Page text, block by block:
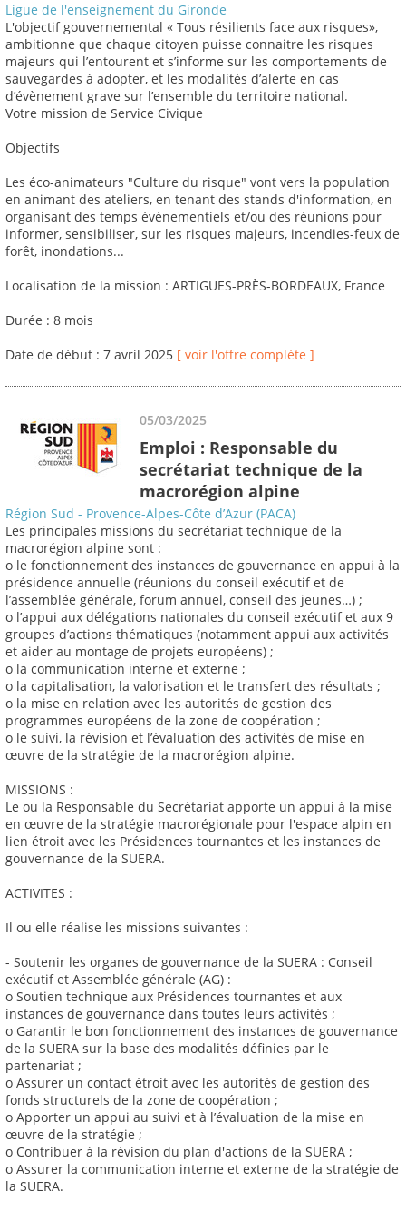
Ligue de l'enseignement du Gironde
L'objectif gouvernemental « Tous résilients face aux risques»,
ambitionne que chaque citoyen puisse connaitre les risques
majeurs qui l’entourent et s’informe sur les comportements de
sauvegardes à adopter, et les modalités d’alerte en cas
d’évènement grave sur l’ensemble du territoire national.
Votre mission de Service Civique
Objectifs
Les éco-animateurs "Culture du risque" vont vers la population
en animant des ateliers, en tenant des stands d'information, en
organisant des temps événementiels et/ou des réunions pour
informer, sensibiliser, sur les risques majeurs, incendies-feux de
forêt, inondations...
Localisation de la mission : ARTIGUES-PRÈS-BORDEAUX, France
Durée : 8 mois
Date de début : 7 avril 2025 [ voir l'offre complète ]
05/03/2025
Emploi : Responsable du
secrétariat technique de la
macrorégion alpine
Région Sud - Provence-Alpes-Côte d’Azur (PACA)
Les principales missions du secrétariat technique de la
macrorégion alpine sont :
o le fonctionnement des instances de gouvernance en appui à la
présidence annuelle (réunions du conseil exécutif et de
l’assemblée générale, forum annuel, conseil des jeunes…) ;
o l’appui aux délégations nationales du conseil exécutif et aux 9
groupes d’actions thématiques (notamment appui aux activités
et aider au montage de projets européens) ;
o la communication interne et externe ;
o la capitalisation, la valorisation et le transfert des résultats ;
o la mise en relation avec les autorités de gestion des
programmes européens de la zone de coopération ;
o le suivi, la révision et l’évaluation des activités de mise en
œuvre de la stratégie de la macrorégion alpine.
MISSIONS :
Le ou la Responsable du Secrétariat apporte un appui à la mise
en œuvre de la stratégie macrorégionale pour l'espace alpin en
lien étroit avec les Présidences tournantes et les instances de
gouvernance de la SUERA.
ACTIVITES :
Il ou elle réalise les missions suivantes :
- Soutenir les organes de gouvernance de la SUERA : Conseil
exécutif et Assemblée générale (AG) :
o Soutien technique aux Présidences tournantes et aux
instances de gouvernance dans toutes leurs activités ;
o Garantir le bon fonctionnement des instances de gouvernance
de la SUERA sur la base des modalités définies par le
partenariat ;
o Assurer un contact étroit avec les autorités de gestion des
fonds structurels de la zone de coopération ;
o Apporter un appui au suivi et à l’évaluation de la mise en
œuvre de la stratégie ;
o Contribuer à la révision du plan d'actions de la SUERA ;
o Assurer la communication interne et externe de la stratégie de
la SUERA.